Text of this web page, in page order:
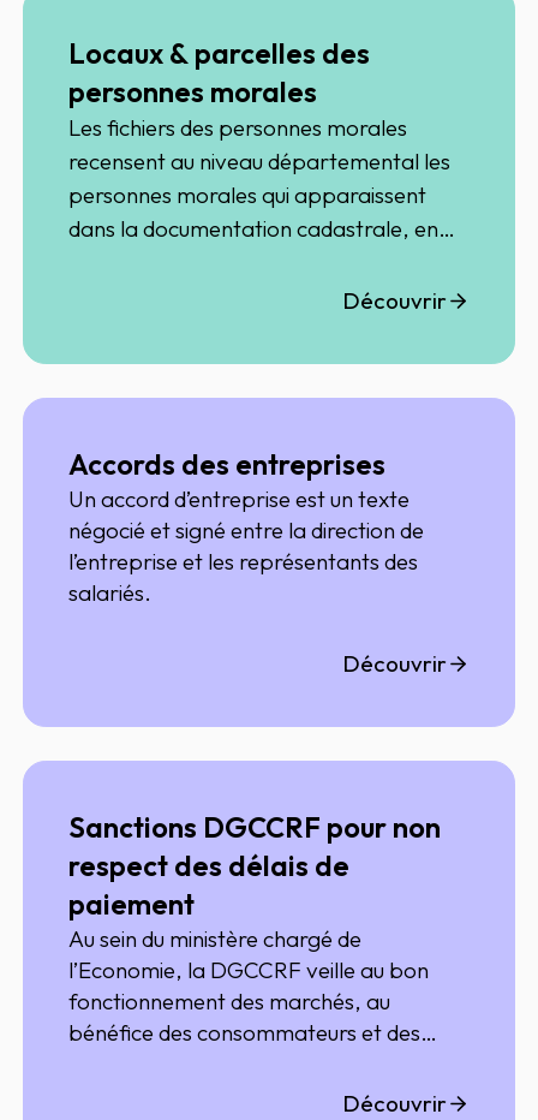
Locaux & parcelles des
personnes morales
Les fichiers des personnes morales
recensent au niveau départemental les
personnes morales qui apparaissent
dans la documentation cadastrale, en
Découvrir
Accords des entreprises
Un accord d’entreprise est un texte
négocié et signé entre la direction de
l’entreprise et les représentants des
salariés.
Découvrir
Sanctions DGCCRF pour non
respect des délais de
paiement
Au sein du ministère chargé de
l’Economie, la DGCCRF veille au bon
fonctionnement des marchés, au
bénéfice des consommateurs et des
Découvrir